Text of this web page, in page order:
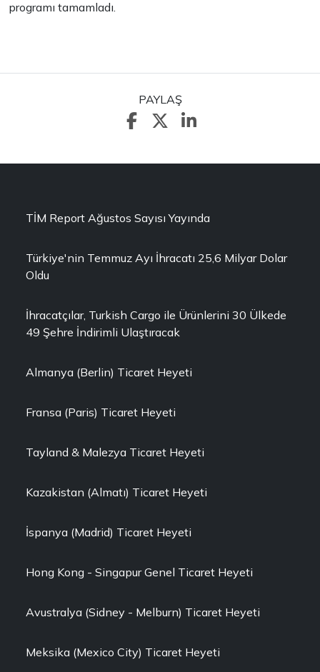
programı tamamladı.
PAYLAŞ
TİM Report Ağustos Sayısı Yayında
Türkiye'nin Temmuz Ayı İhracatı 25,6 Milyar Dolar
Oldu
İhracatçılar, Turkish Cargo ile Ürünlerini 30 Ülkede
49 Şehre İndirimli Ulaştıracak
Almanya (Berlin) Ticaret Heyeti
Fransa (Paris) Ticaret Heyeti
Tayland & Malezya Ticaret Heyeti
Kazakistan (Almatı) Ticaret Heyeti
İspanya (Madrid) Ticaret Heyeti
Hong Kong - Singapur Genel Ticaret Heyeti
Avustralya (Sidney - Melburn) Ticaret Heyeti
Meksika (Mexico City) Ticaret Heyeti